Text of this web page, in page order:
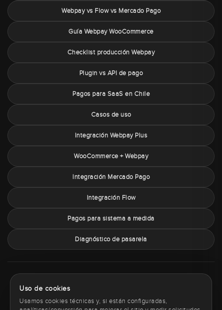
Webpay vs Flow vs Mercado Pago
Guía Webpay WooCommerce
Checklist producción Webpay
Plugin vs API de pago
Pagos para SaaS en Chile
Casos de uso
Integración Webpay Plus
WooCommerce + Webpay
Integración Mercado Pago
Integración Flow
Pagos para sistema a medida
Diagnóstico de pasarela
Política de cookies
Uso de cookies
Usamos cookies técnicas y, si están configuradas,